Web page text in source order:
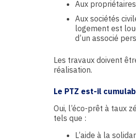
Aux
Aux sociétés
logement est
d’un associé
Les travaux doivent
réalisation.
Le PTZ est-il
Oui, l’éco-prêt à taux
tels que :
L’aide à la